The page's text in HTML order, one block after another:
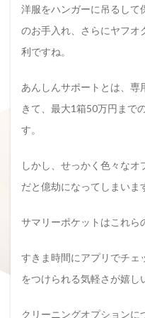
洋服をハンガーに吊るして
のお手入れ、さらにヤフオ
利ですね。
あんしんサポートとは、
きて、最大1箱50万円まで
す。
しかし、せっかく色々な
だと億劫になってしまいま
サマリーポケットはこれら
すきま時間にアプリでチェ
をつけられる気軽さが嬉し
クリーニングオプションに